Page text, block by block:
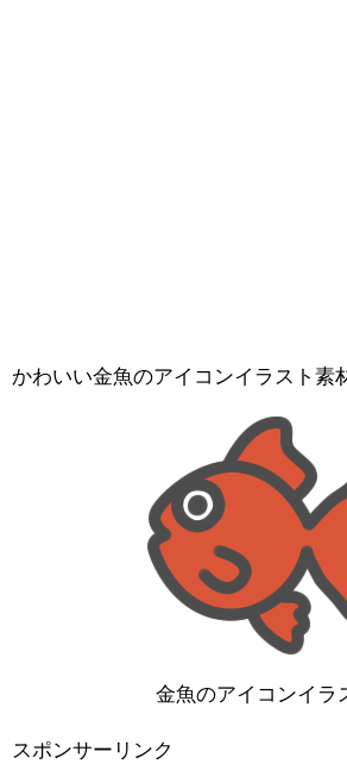
かわいい金魚のアイコンイラスト素
金魚のアイコンイラ
スポンサーリンク